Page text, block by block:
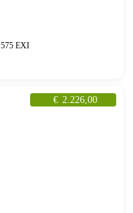
EXI
€ 2.226,00